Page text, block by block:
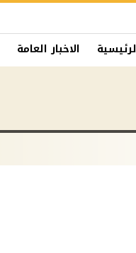
الاخبار العامة